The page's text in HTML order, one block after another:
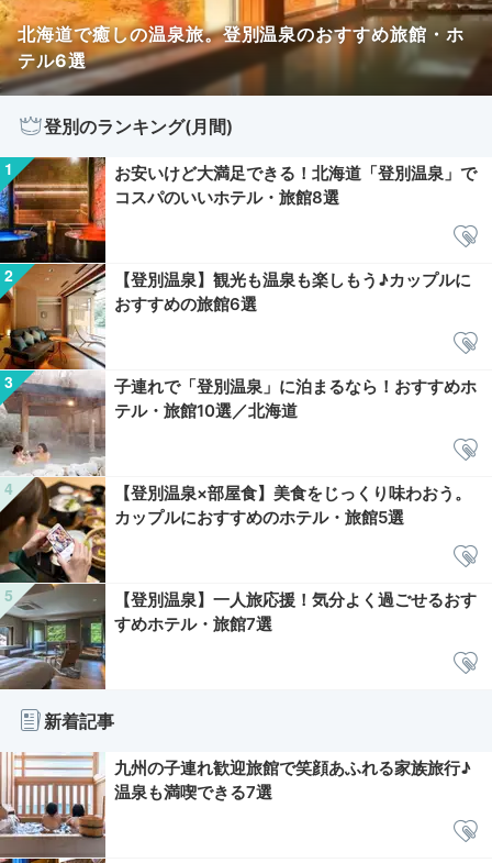
北海道で癒しの温泉旅。登別温泉のおすすめ旅館・ホ
テル6選
登別のランキング(月間)
お安いけど大満足できる！北海道「登別温泉」で
コスパのいいホテル・旅館8選
【登別温泉】観光も温泉も楽しもう♪カップルに
おすすめの旅館6選
子連れで「登別温泉」に泊まるなら！おすすめホ
テル・旅館10選／北海道
【登別温泉×部屋食】美食をじっくり味わおう。
カップルにおすすめのホテル・旅館5選
【登別温泉】一人旅応援！気分よく過ごせるおす
すめホテル・旅館7選
新着記事
九州の子連れ歓迎旅館で笑顔あふれる家族旅行♪
温泉も満喫できる7選